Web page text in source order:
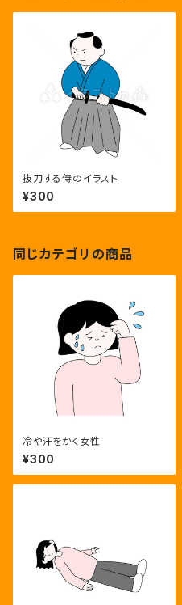
抜刀する侍のイラスト
¥300
同じカテゴリの商品
冷や汗をかく女性
¥300